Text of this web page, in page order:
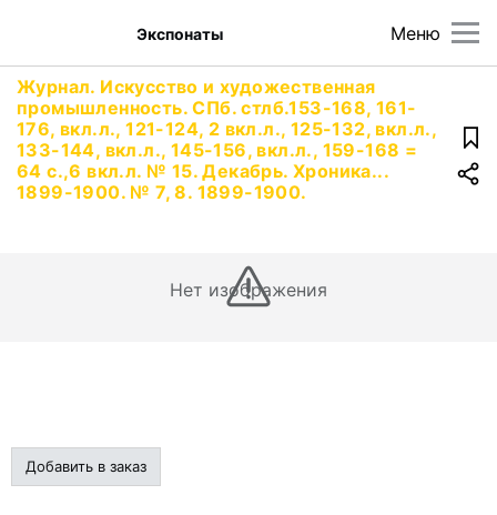
Меню
Экспонаты
Журнал. Искусство и художественная
промышленность. СПб. стлб.153-168, 161-
176, вкл.л., 121-124, 2 вкл.л., 125-132, вкл.л.,
133-144, вкл.л., 145-156, вкл.л., 159-168 =
64 с.,6 вкл.л. № 15. Декабрь. Хроника...
1899-1900. № 7, 8. 1899-1900.
Нет изображения
Добавить в заказ